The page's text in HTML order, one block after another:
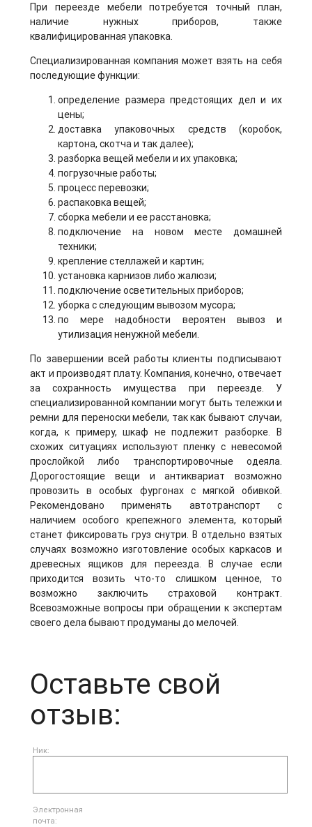
При переезде мебели потребуется точный план,
наличие нужных приборов, также
квалифицированная упаковка.
Специализированная компания может взять на себя
последующие функции:
определение размера предстоящих дел и их
цены;
доставка упаковочных средств (коробок,
картона, скотча и так далее);
разборка вещей мебели и их упаковка;
погрузочные работы;
процесс перевозки;
распаковка вещей;
сборка мебели и ее расстановка;
подключение на новом месте домашней
техники;
крепление стеллажей и картин;
установка карнизов либо жалюзи;
подключение осветительных приборов;
уборка с следующим вывозом мусора;
по мере надобности вероятен вывоз и
утилизация ненужной мебели.
По завершении всей работы клиенты подписывают
акт и производят плату. Компания, конечно, отвечает
за сохранность имущества при переезде. У
специализированной компании могут быть тележки и
ремни для переноски мебели, так как бывают случаи,
когда, к примеру, шкаф не подлежит разборке. В
схожих ситуациях используют пленку с невесомой
прослойкой либо транспортировочные одеяла.
Дорогостоящие вещи и антиквариат возможно
провозить в особых фургонах с мягкой обивкой.
Рекомендовано применять автотранспорт с
наличием особого крепежного элемента, который
станет фиксировать груз снутри. В отдельно взятых
случаях возможно изготовление особых каркасов и
древесных ящиков для переезда. В случае если
приходится возить что-то слишком ценное, то
возможно заключить страховой контракт.
Всевозможные вопросы при обращении к экспертам
своего дела бывают продуманы до мелочей.
Оставьте свой
отзыв:
Ник:
Электронная
почта: